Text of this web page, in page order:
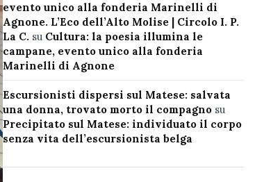
evento unico alla fonderia Marinelli di
Agnone. L’Eco dell’Alto Molise | Circolo I. P.
La C. su Cultura: la poesia illumina le
campane, evento unico alla fonderia
Marinelli di Agnone
Escursionisti dispersi sul Matese: salvata
una donna, trovato morto il compagnosu
Precipitato sul Matese: individuato il corpo
senza vita dell’escursionista belga